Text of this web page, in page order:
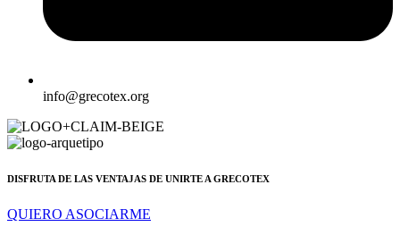
info@grecotex.org
DISFRUTA DE LAS VENTAJAS DE UNIRTE A GRECOTEX
QUIERO ASOCIARME